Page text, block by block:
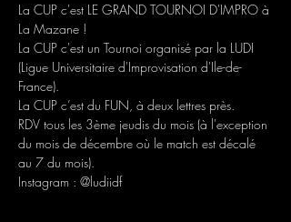
La CUP c'est LE GRAND TOURNOI D'IMPRO à
La Mazane !
La CUP c'est un Tournoi organisé par la LUDI
(Ligue Universitaire d'Improvisation d'Ile-de-
France).
La CUP c’est du FUN, à deux lettres près.
RDV tous les 3ème jeudis du mois (à l'exception
du mois de décembre où le match est décalé
au 7 du mois).
Instagram : @ludiidf